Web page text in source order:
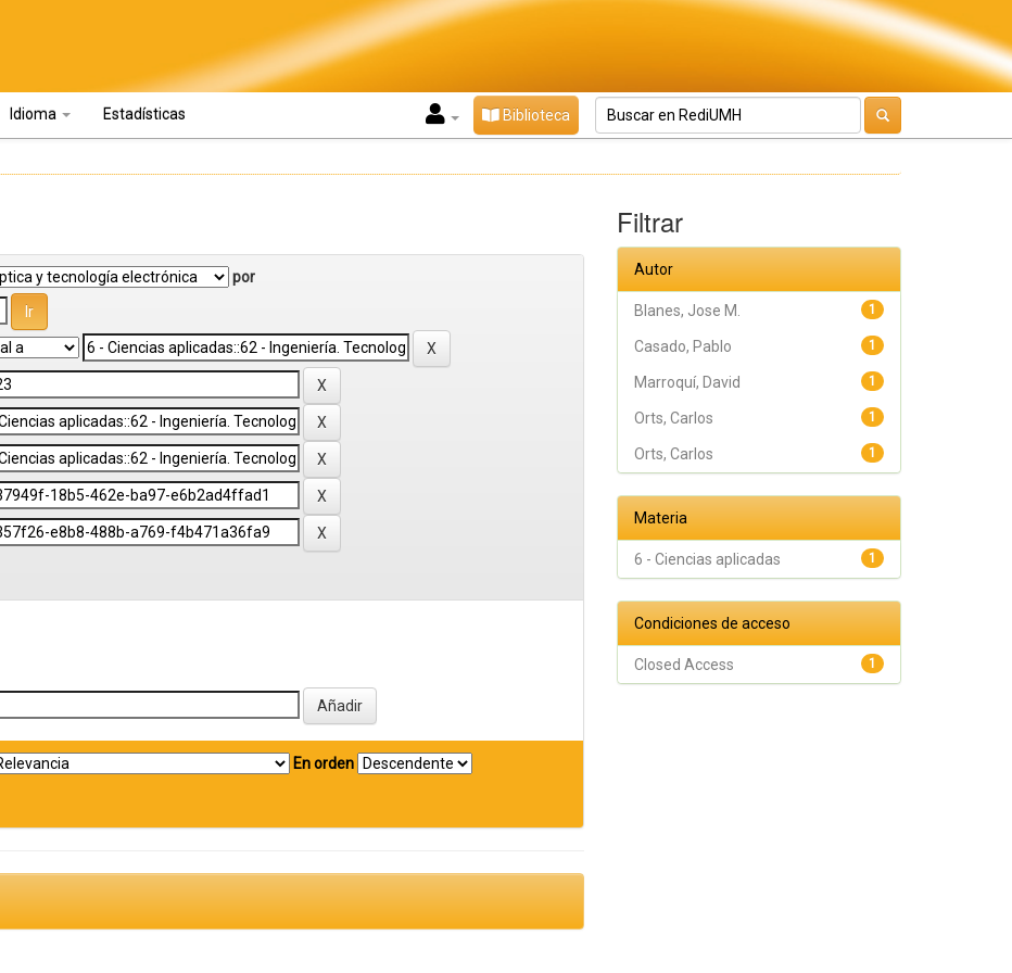
Idioma Estadísticas Biblioteca
por
En orden
Filtrar
Autor
1
Blanes, Jose M.
1
Casado, Pablo
1
Marroquí, David
1
Orts, Carlos
1
Orts, Carlos
Materia
1
6 - Ciencias aplicadas
Condiciones de acceso
1
Closed Access